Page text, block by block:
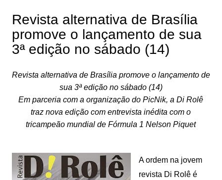
Revista alternativa de Brasília
promove o lançamento de sua
3ª edição no sábado (14)
Revista alternativa de Brasília promove o lançamento de
sua 3ª edição no sábado (14)
Em parceria com a organização do PicNik, a Di Rolê
traz nova edição com entrevista inédita com o
tricampeão mundial de Fórmula 1 Nelson Piquet
A ordem na jovem
revista Di Rolê é